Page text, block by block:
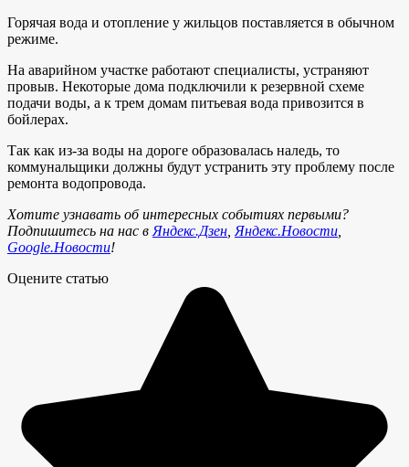
Горячая вода и отопление у жильцов поставляется в обычном
режиме.
На аварийном участке работают специалисты, устраняют
провыв. Некоторые дома подключили к резервной схеме
подачи воды, а к трем домам питьевая вода привозится в
бойлерах.
Так как из-за воды на дороге образовалась наледь, то
коммунальщики должны будут устранить эту проблему после
ремонта водопровода.
Хотите узнавать об интересных событиях первыми?
Подпишитесь на нас в Яндекс.Дзен Яндекс.Новости
Google.Новости!
Оцените статью